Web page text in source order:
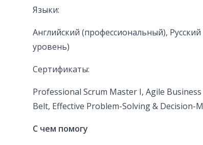
Языки:
Английский (профессиональный),
уровень)
Сертификаты:
Professional Scrum Master I, Agile
Belt, Effective Problem-Solving & Decision-
С чем помогу